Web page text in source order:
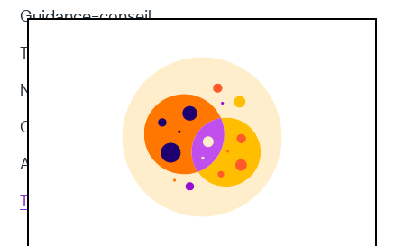
Guidance-conseil
Thérapie d'acceptation et d'engagement
Neuropsychologie
CNV
Approches corporelles
Toutes les techniques